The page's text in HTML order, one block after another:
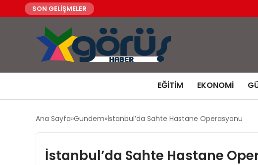
SON GELİŞMELER
EĞITIM EKONOMI
Ana Sayfa Gündem İstanbul’da Sahte Hastane Operasyonu
İstanbul’da Sahte Hastane